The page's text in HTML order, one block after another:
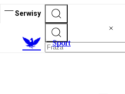
Serwisy
Sport